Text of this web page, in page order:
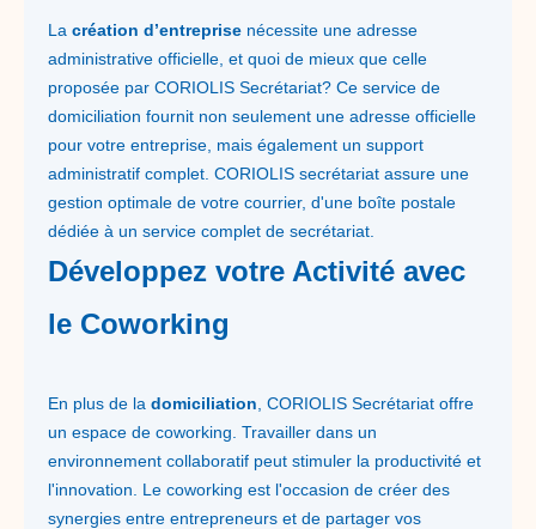
La création d’entreprise nécessite une adresse
administrative officielle, et quoi de mieux que celle
proposée par CORIOLIS Secrétariat? Ce service de
domiciliation fournit non seulement une adresse officielle
pour votre entreprise, mais également un support
administratif complet. CORIOLIS secrétariat assure une
gestion optimale de votre courrier, d'une boîte postale
dédiée à un service complet de secrétariat.
Développez votre Activité avec
le Coworking
En plus de la domiciliation , CORIOLIS Secrétariat offre
un espace de coworking. Travailler dans un
environnement collaboratif peut stimuler la productivité et
l'innovation. Le coworking est l'occasion de créer des
synergies entre entrepreneurs et de partager vos